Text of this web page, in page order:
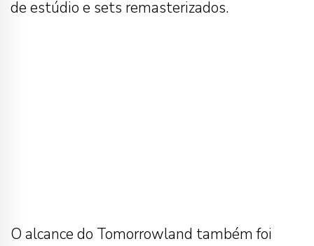
de estúdio e sets remasterizados.
O alcance do Tomorrowland também foi